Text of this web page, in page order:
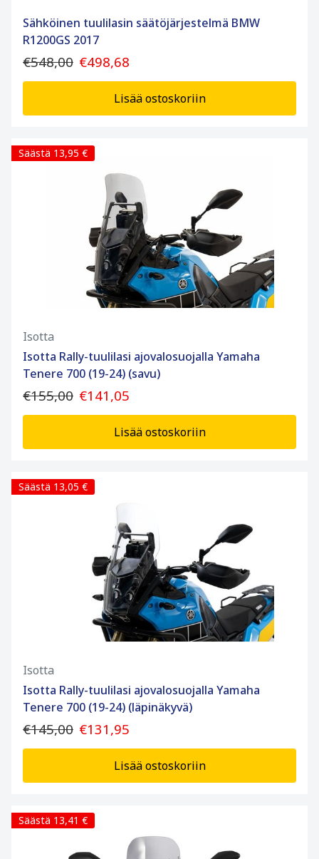
Sähköinen tuulilasin säätöjärjestelmä BMW
R1200GS 2017
€548,00 €498,68
Lisää ostoskoriin
Säästä 13,95 €
Isotta
Isotta Rally-tuulilasi ajovalosuojalla Yamaha
Tenere 700 (19-24) (savu)
€155,00 €141,05
Lisää ostoskoriin
Säästä 13,05 €
Isotta
Isotta Rally-tuulilasi ajovalosuojalla Yamaha
Tenere 700 (19-24) (läpinäkyvä)
€145,00 €131,95
Lisää ostoskoriin
Säästä 13,41 €